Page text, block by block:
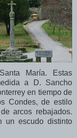
María. Estas
a D. Sancho
en tiempo de
Condes, de estilo
arcos rebajados.
un escudo distinto